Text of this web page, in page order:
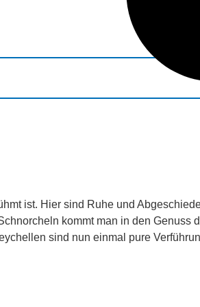
ist. Hier sind Ruhe und
kommt man in den Genuss
sind nun einmal pure